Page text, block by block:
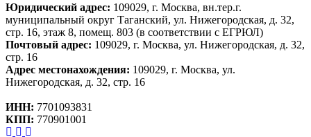
Юридический адрес: 109029, г. Москва, вн.тер.г.
муниципальный округ Таганский, ул. Нижегородская, д. 32,
стр. 16, этаж 8, помещ. 803 (в соответствии с ЕГРЮЛ)
Почтовый адрес: 109029, г. Москва, ул. Нижегородская, д. 32,
стр. 16
Адрес местонахождения: 109029, г. Москва, ул.
Нижегородская, д. 32, стр. 16
ИНН: 7701093831
КПП: 770901001